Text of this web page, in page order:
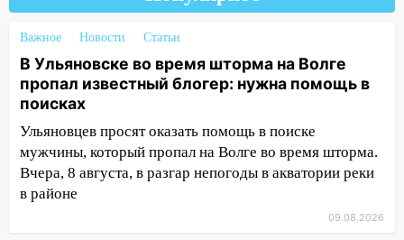
Прокуратура подвела итоги
недели в Ульяновской области
09:18
Из-за ливня заблокировано
движение трамваев в Ульяновске
09:15 Ураган, изнасилование ребенка,
автоподставы и атака беспилотников:
важные итоги прошедшей недели в
Ульяновской области
Важное Новости Статьи
В Ульяновске во время шторма на Волге
пропал известный блогер: нужна помощь в
поисках
Ульяновцев просят оказать помощь в поиске
мужчины, который пропал на Волге во время шторма.
Вчера, 8 августа, в разгар непогоды в акватории реки
в районе
09.08.2026